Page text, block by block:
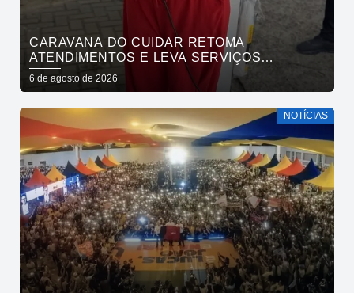
CARAVANA DO CUIDAR RETOMA
ATENDIMENTOS E LEVA SERVIÇOS
GRATUITOS AO BAIRRO DE OITIZEIRO
NESTA SEXTA-FEIRA
6 de agosto de 2026
NOTÍCIAS